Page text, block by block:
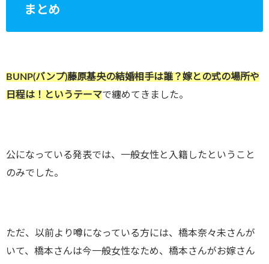
まとめ
BUNP(バンプ)藤原基央の結婚相手は誰？嫁との式の場所や
日程は！というテーマで纏めてきました。
公になっている発表では、一般女性と入籍したということ
のみでした。
ただ、以前より噂になっている方には、橋本奈々未さんが
いて、橋本さんは今一般女性なため、橋本さんがお嫁さん